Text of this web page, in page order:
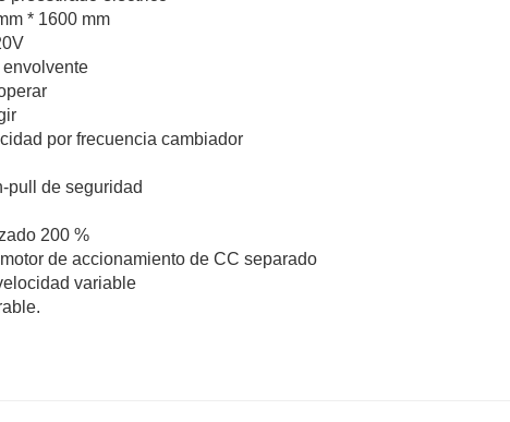
* 1600 mm
por frecuencia cambiador
pull de seguridad
200 %
de accionamiento de CC separado
variable